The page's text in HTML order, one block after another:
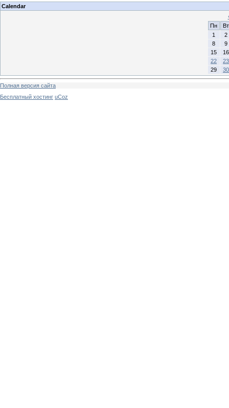
Calendar
Пн
Вт
1
2
8
9
15
16
22
23
29
30
Полная версия сайта
Бесплатный хостинг uCoz